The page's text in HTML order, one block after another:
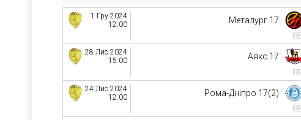
1 Гру 2024
12:00
Металург 17
28 Лис 2024
15:00
Аякс 17
24 Лис 2024
12:00
Рома-Дніпро 17(2)